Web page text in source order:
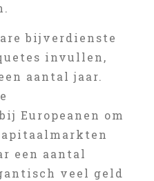
bijverdienste
invullen,
aantal jaar.
Europeanen om
een aantal
veel geld